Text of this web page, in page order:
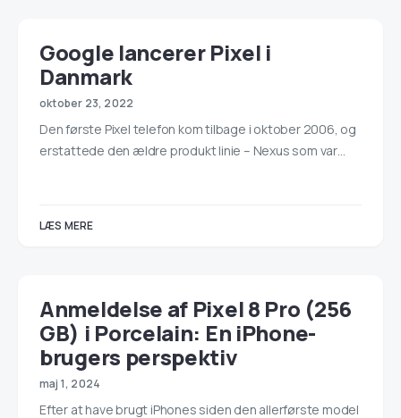
Google lancerer Pixel i
Danmark
oktober 23, 2022
Den første Pixel telefon kom tilbage i oktober 2006, og
erstattede den ældre produkt linie – Nexus som var…
LÆS MERE
Anmeldelse af Pixel 8 Pro (256
GB) i Porcelain: En iPhone-
brugers perspektiv
maj 1, 2024
Efter at have brugt iPhones siden den allerførste model